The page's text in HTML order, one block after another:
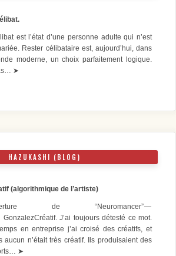
est l’état d’une personne adulte qui n’est
Rester célibataire est, aujourd’hui, dans
moderne, un choix parfaitement logique.
➤
HAZUKASHI (BLOG)
(algorithmique de l’artiste)
de “Neuromancer” —
GonzalezCréatif. J’ai toujours détesté ce mot.
en entreprise j’ai croisé des créatifs, et
aucun n’était très créatif. Ils produisaient des
➤